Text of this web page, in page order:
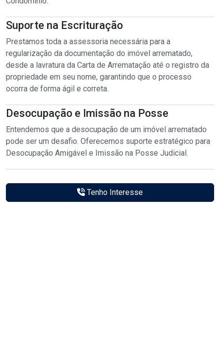
Suporte na Escrituração
Prestamos toda a assessoria necessária para a
regularização da documentação do imóvel arrematado,
desde a lavratura da Carta de Arrematação até o registro da
propriedade em seu nome, garantindo que o processo
ocorra de forma ágil e correta.
Desocupação e Imissão na Posse
Entendemos que a desocupação de um imóvel arrematado
pode ser um desafio. Oferecemos suporte estratégico para
Desocupação Amigável e Imissão na Posse Judicial.
Tenho Interesse